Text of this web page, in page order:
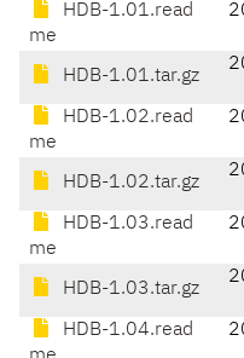
HDB-1.01.read
me
HDB-1.01.tar.gz
HDB-1.02.read
me
HDB-1.02.tar.gz
HDB-1.03.read
me
HDB-1.03.tar.gz
HDB-1.04.read